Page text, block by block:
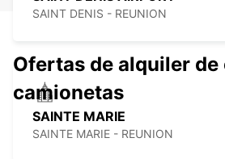
SAINT DENIS - REUNION
SAINTE MARIE
SAINTE MARIE - REUNION
Ofertas de alquiler de
camionetas